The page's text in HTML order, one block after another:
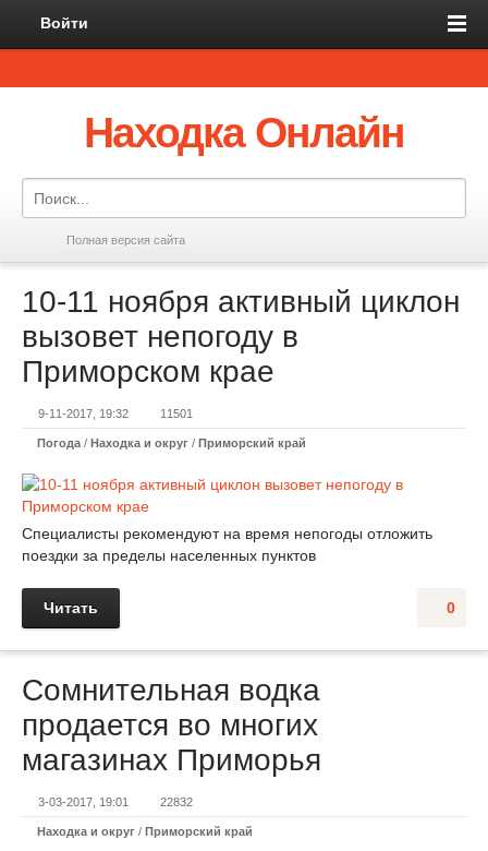
Войти
Находка Онлайн
Полная версия сайта
10-11 ноября активный циклон
вызовет непогоду в
Приморском крае
9-11-2017, 19:32 11501
Погода / Находка и округ / Приморский край
Специалисты рекомендуют на время непогоды отложить
поездки за пределы населенных пунктов
0
Читать
Сомнительная водка
продается во многих
магазинах Приморья
3-03-2017, 19:01 22832
Находка и округ / Приморский край